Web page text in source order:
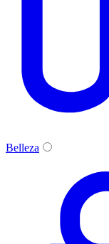
Belleza